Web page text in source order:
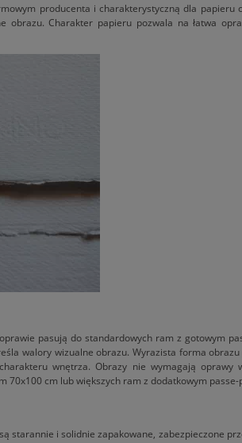
producenta i charakterystyczną dla papieru
obrazu. Charakter papieru pozwala na łatwa
pasują do standardowych ram z gotowym
walory wizualne obrazu. Wyrazista forma
wnętrza. Obrazy nie wymagają oprawy
70x100 cm lub większych ram z dodatkowym
starannie i solidnie zapakowane, zabezpieczone